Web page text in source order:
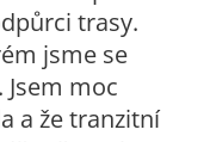
trasy.
jsme se
moc
a že tranzitní